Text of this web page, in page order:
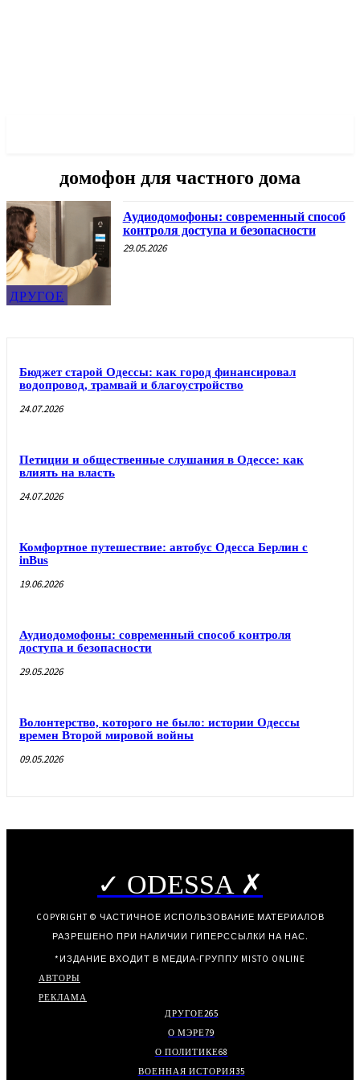
домофон для частного дома
ДРУГОЕ
Аудиодомофоны: современный способ
контроля доступа и безопасности
29.05.2026
Бюджет старой Одессы: как город финансировал
водопровод, трамвай и благоустройство
24.07.2026
Петиции и общественные слушания в Одессе: как
влиять на власть
24.07.2026
Комфортное путешествие: автобус Одесса Берлин с
inBus
19.06.2026
Аудиодомофоны: современный способ контроля
доступа и безопасности
29.05.2026
Волонтерство, которого не было: истории Одессы
времен Второй мировой войны
09.05.2026
✓ ODESSA ✗
COPYRIGHT © ЧАСТИЧНОЕ ИСПОЛЬЗОВАНИЕ МАТЕРИАЛОВ
РАЗРЕШЕНО ПРИ НАЛИЧИИ ГИПЕРССЫЛКИ НА НАС.
*ИЗДАНИЕ ВХОДИТ В МЕДИА-ГРУППУ MISTO ONLINE
АВТОРЫ
РЕКЛАМА
ДРУГОЕ265
О МЭРЕ79
О ПОЛИТИКЕ68
ВОЕННАЯ ИСТОРИЯ35